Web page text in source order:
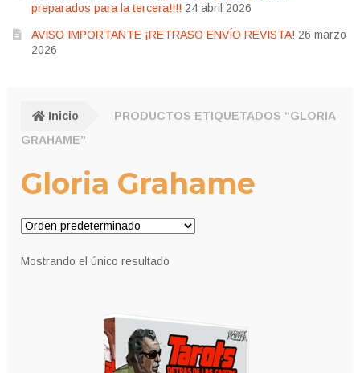
preparados para la tercera!!!! 24 abril 2026
AVISO IMPORTANTE ¡RETRASO ENVÍO REVISTA! 26 marzo
2026
Inicio
PRODUCTOS ETIQUETADOS “GLORIA
GRAHAME”
Gloria Grahame
Mostrando el único resultado